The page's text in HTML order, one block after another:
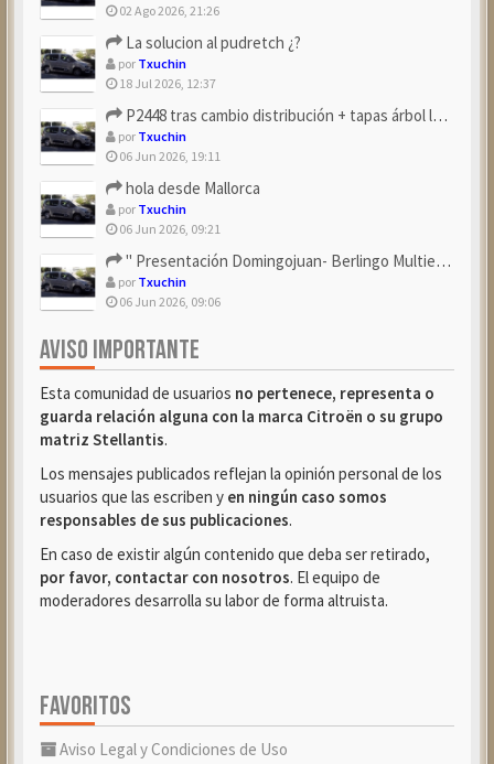
02 Ago 2026, 21:26
La solucion al pudretch ¿?
por Txuchin
18 Jul 2026, 12:37
P2448 tras cambio distribución + tapas árbol levas
por Txuchin
06 Jun 2026, 19:11
hola desde Mallorca
por Txuchin
06 Jun 2026, 09:21
" Presentación Domingojuan- Berlingo Multiespace Blue ...
por Txuchin
06 Jun 2026, 09:06
AVISO IMPORTANTE
Esta comunidad de usuarios no pertenece, representa o
guarda relación alguna con la marca Citroën o su grupo
matriz Stellantis.
Los mensajes publicados reflejan la opinión personal de los
usuarios que las escriben y en ningún caso somos
responsables de sus publicaciones.
En caso de existir algún contenido que deba ser retirado,
por favor, contactar con nosotros. El equipo de
moderadores desarrolla su labor de forma altruista.
FAVORITOS
Aviso Legal y Condiciones de Uso